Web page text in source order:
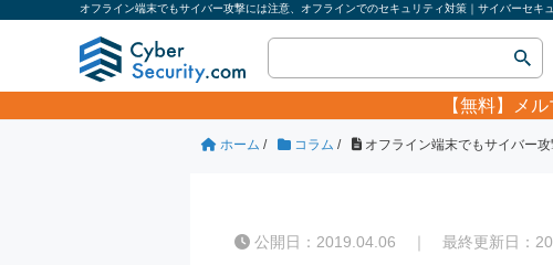
オフライン端末でもサイバー攻撃には注意、オフラインでのセキュリティ対策｜サイバーセキ
【無料】 メ
ホーム / コラム / オフライン端末でもサイバー
公開日：2019.04.06 ｜ 最終更新日：